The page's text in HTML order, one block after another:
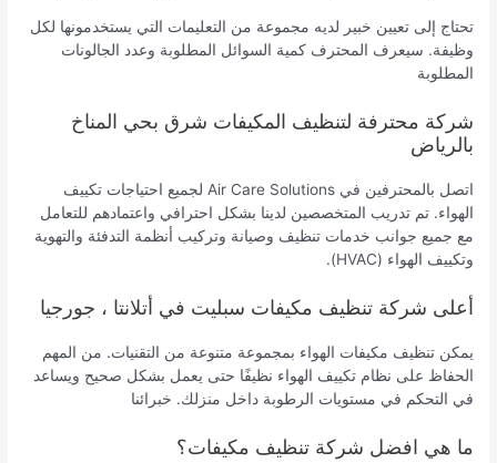
تحتاج إلى تعيين خبير لديه مجموعة من التعليمات التي يستخدمونها لكل
وظيفة. سيعرف المحترف كمية السوائل المطلوبة وعدد الجالونات
المطلوبة
شركة محترفة لتنظيف المكيفات شرق بحي المناخ
بالرياض
اتصل بالمحترفين في Air Care Solutions لجميع احتياجات تكييف
الهواء. تم تدريب المتخصصين لدينا بشكل احترافي واعتمادهم للتعامل
مع جميع جوانب خدمات تنظيف وصيانة وتركيب أنظمة التدفئة والتهوية
وتكييف الهواء (HVAC).
أعلى شركة تنظيف مكيفات سبليت في أتلانتا ، جورجيا
يمكن تنظيف مكيفات الهواء بمجموعة متنوعة من التقنيات. من المهم
الحفاظ على نظام تكييف الهواء نظيفًا حتى يعمل بشكل صحيح ويساعد
في التحكم في مستويات الرطوبة داخل منزلك. خبرائنا
ما هي افضل شركة تنظيف مكيفات؟